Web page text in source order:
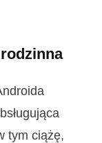
tym ciążę,